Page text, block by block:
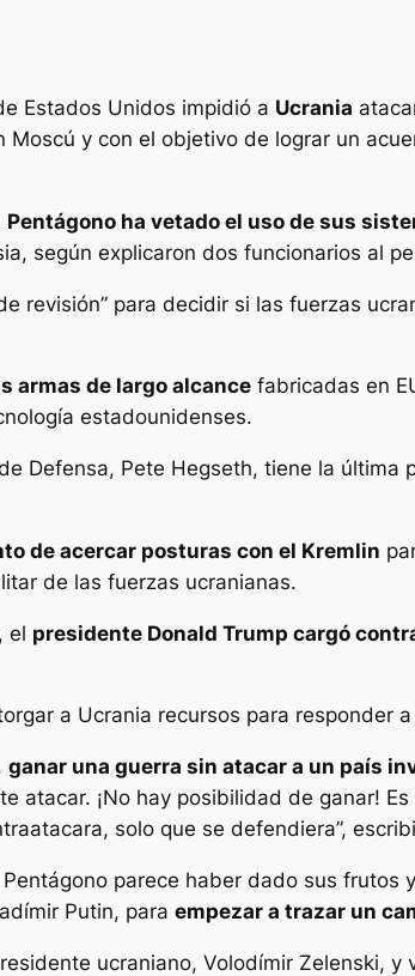
Estados Unidos impidió a Ucrania
Moscú y con el objetivo de lograr un
Pentágono ha vetado el uso de sus
según explicaron dos funcionarios al
revisión” para decidir si las fuerzas
armas de largo alcance fabricadas en
estadounidenses.
Defensa, Pete Hegseth, tiene la última
de acercar posturas con el Kremlin
de las fuerzas ucranianas.
el presidente Donald Trump cargó
a Ucrania recursos para responder
ganar una guerra sin atacar a un país
atacar. ¡No hay posibilidad de ganar!
solo que se defendiera”,
parece haber dado sus
Putin, para empezar a trazar un
ucraniano, Volodímir Zelenski,